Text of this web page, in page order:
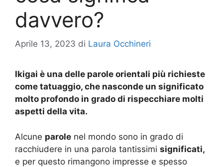
davvero?
Aprile 13, 2023 di Laura Occhineri
Ikigai è una delle parole orientali più richieste
come tatuaggio, che nasconde un significato
molto profondo in grado di rispecchiare molti
aspetti della vita.
Alcune parole nel mondo sono in grado di
racchiudere in una parola tantissimi significati,
e per questo rimangono impresse e spesso